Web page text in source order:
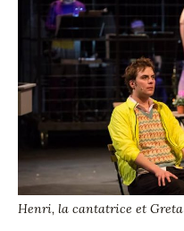
Henri, la cantatrice et Greta